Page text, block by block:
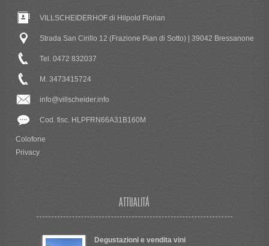
VILLSCHEIDERHOF di Hilpold Florian
Strada San Cirillo 12 (Frazione Pian di Sotto) | 39042 Bressanone
Tel. 0472 832037
M. 3473415724
info@villscheider.info
Cod. fisc. HLPFRN66A31B160M
Colofone
Privacy
ATTUALITÁ
Degustazioni e vendita vini